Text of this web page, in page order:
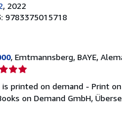
, 2022
9783375015718
, Emtmannsberg, BAYE,
is printed on demand - Print
on Demand GmbH,